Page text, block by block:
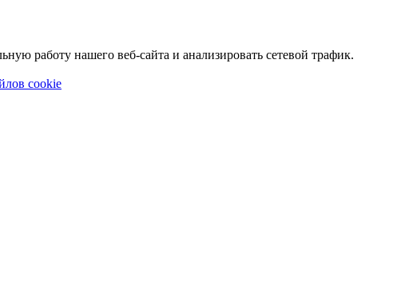
работу нашего веб-сайта и анализировать сетевой трафик.
cookie